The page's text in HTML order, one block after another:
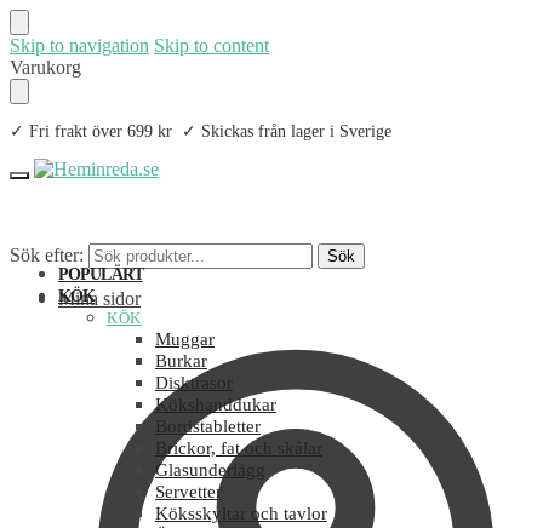
Skip to navigation Skip to content
Varukorg
✓ Fri frakt över 699 kr ✓ Skickas från lager i Sverige
Sök efter: Sök
Mina sidor
POPULÄRT
KÖK
KÖK
Muggar
Burkar
Disktrasor
Kökshanddukar
Bordstabletter
Brickor, fat och skålar
Glasunderlägg
Servetter
Köksskyltar och tavlor